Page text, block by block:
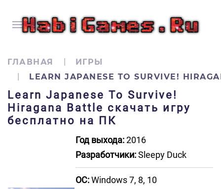
ГЛАВНАЯ
ИГРЫ
LEARN JAPANESE TO SURVIVE!
Learn Japanese To Survive!
Hiragana Battle скачать игру
бесплатно на ПК
Год выхода:2016
Разработчики:Sleepy Duck
ОС:Windows 7, 8, 10